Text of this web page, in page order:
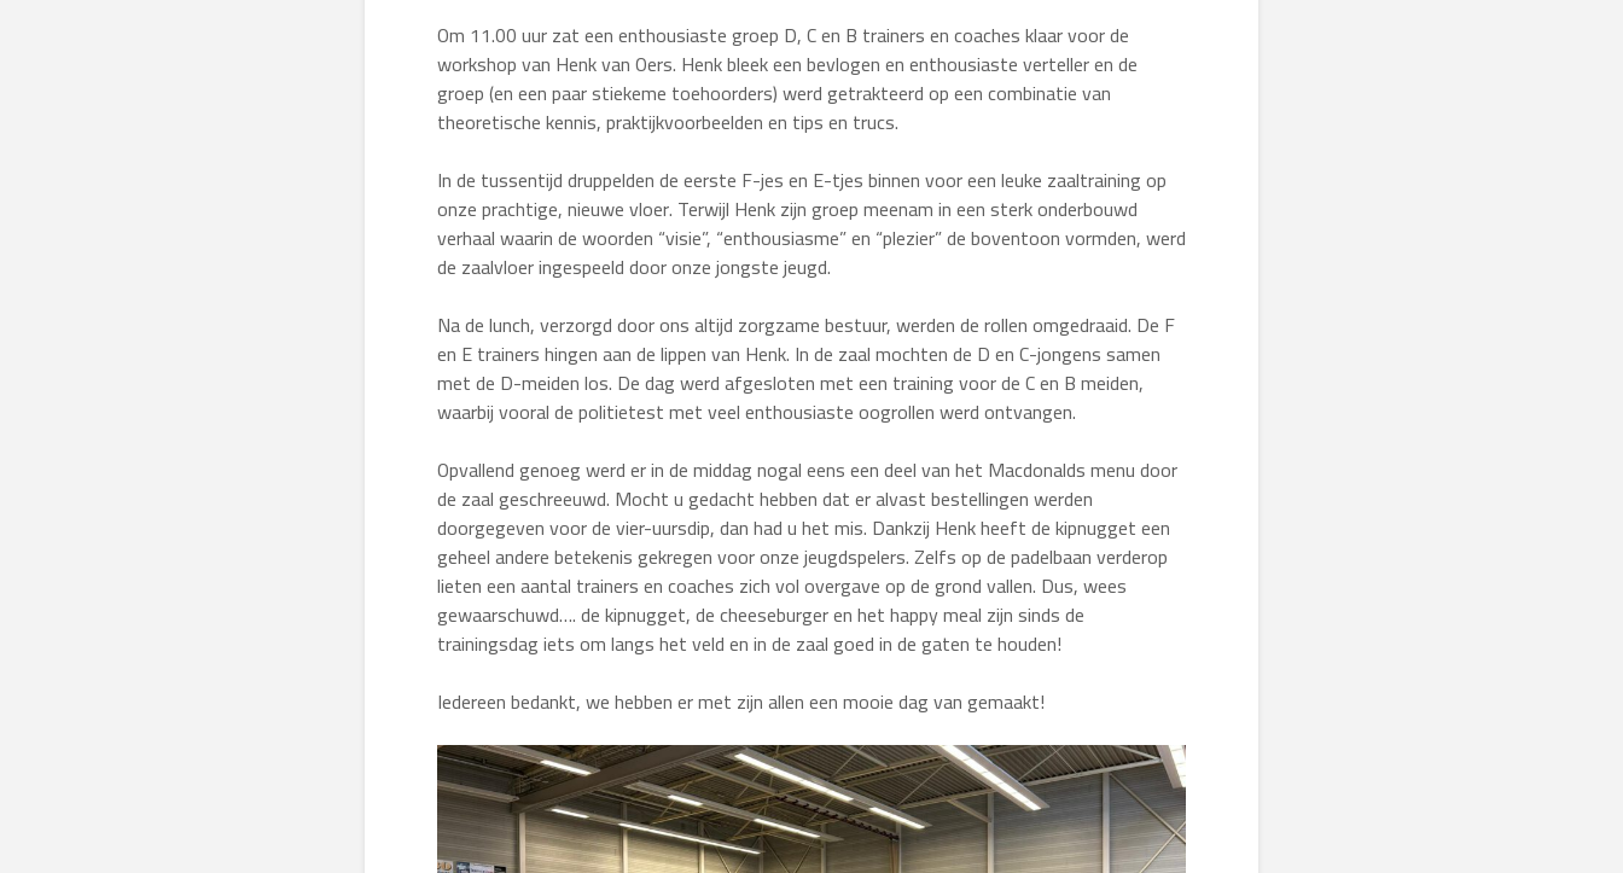
Om 11.00 uur zat een enthousiaste groep D, C en B trainers en coaches klaar voor de
workshop van Henk van Oers. Henk bleek een bevlogen en enthousiaste verteller en de
groep (en een paar stiekeme toehoorders) werd getrakteerd op een combinatie van
theoretische kennis, praktijkvoorbeelden en tips en trucs.
In de tussentijd druppelden de eerste F-jes en E-tjes binnen voor een leuke zaaltraining op
onze prachtige, nieuwe vloer. Terwijl Henk zijn groep meenam in een sterk onderbouwd
verhaal waarin de woorden “visie”, “enthousiasme” en “plezier” de boventoon vormden, werd
de zaalvloer ingespeeld door onze jongste jeugd.
Na de lunch, verzorgd door ons altijd zorgzame bestuur, werden de rollen omgedraaid. De F
en E trainers hingen aan de lippen van Henk. In de zaal mochten de D en C-jongens samen
met de D-meiden los. De dag werd afgesloten met een training voor de C en B meiden,
waarbij vooral de politietest met veel enthousiaste oogrollen werd ontvangen.
Opvallend genoeg werd er in de middag nogal eens een deel van het Macdonalds menu door
de zaal geschreeuwd. Mocht u gedacht hebben dat er alvast bestellingen werden
doorgegeven voor de vier-uursdip, dan had u het mis. Dankzij Henk heeft de kipnugget een
geheel andere betekenis gekregen voor onze jeugdspelers. Zelfs op de padelbaan verderop
lieten een aantal trainers en coaches zich vol overgave op de grond vallen. Dus, wees
gewaarschuwd…. de kipnugget, de cheeseburger en het happy meal zijn sinds de
trainingsdag iets om langs het veld en in de zaal goed in de gaten te houden!
Iedereen bedankt, we hebben er met zijn allen een mooie dag van gemaakt!